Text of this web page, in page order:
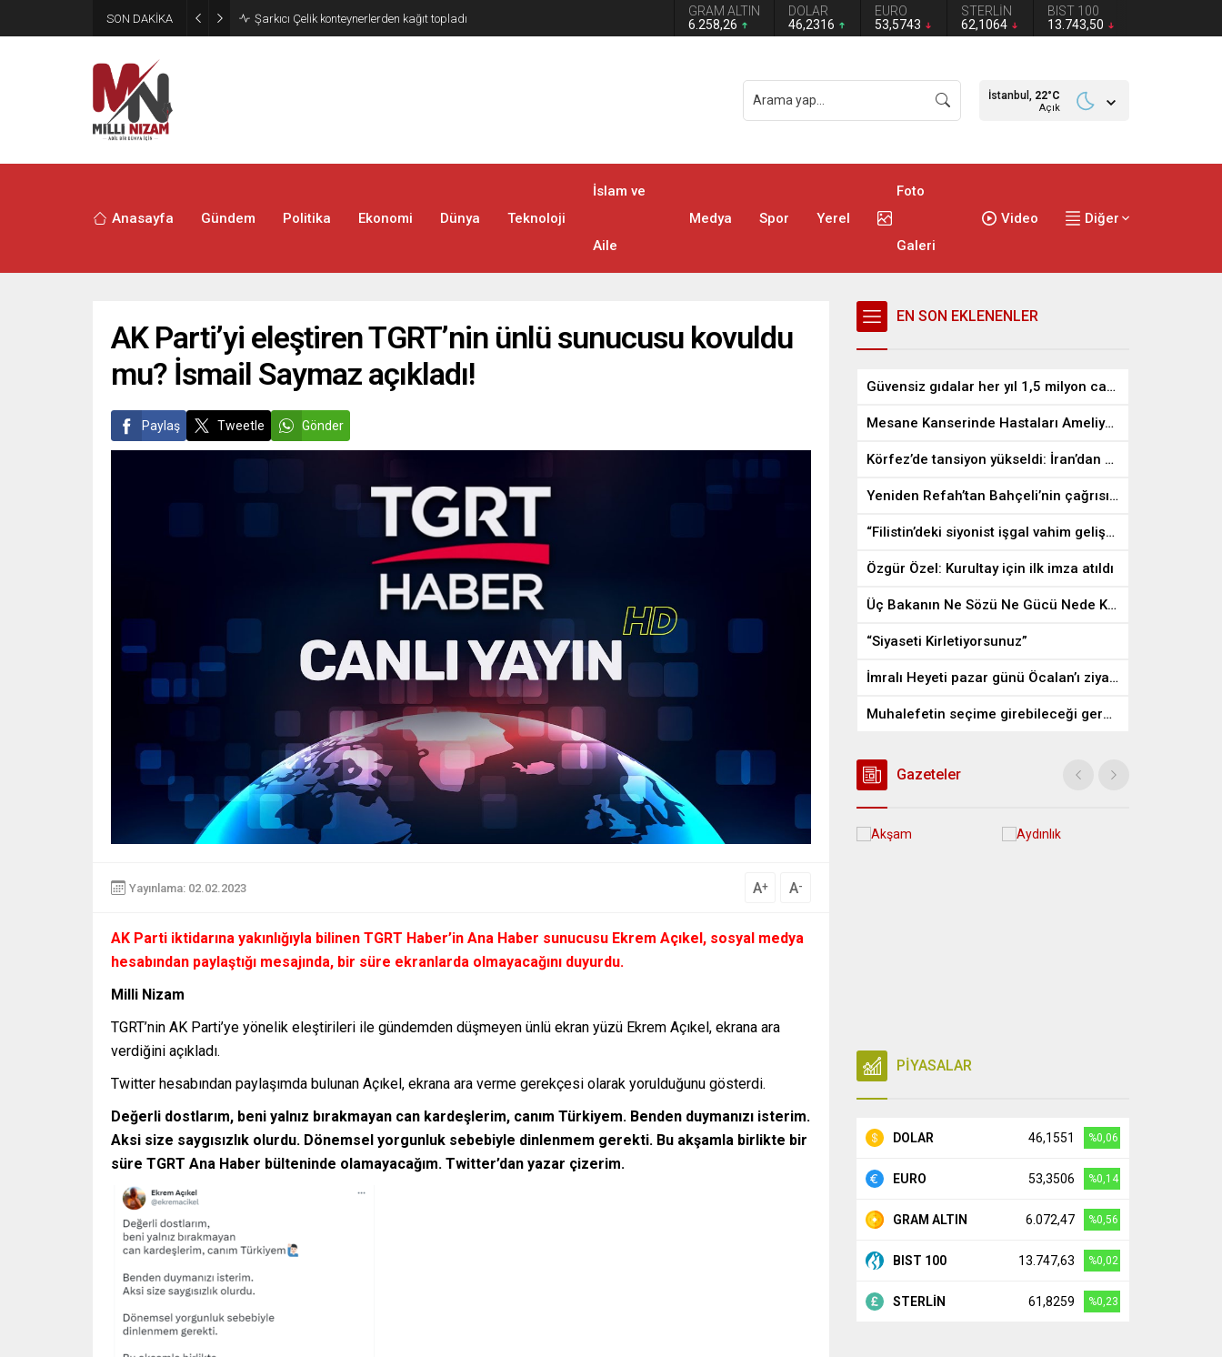
SON DAKİKA Şarkıcı Çelik konteynerlerden kağıt topladı
GRAM ALTIN
6.258,26
DOLAR
46,2316
EURO
53,5743
STERLİN
62,1064
BIST 100
13.743,50
İstanbul, 22°C
Açık
Anasayfa Gündem Politika Ekonomi Dünya Teknoloji
İslam ve
Aile
Medya Spor Yerel
Foto
Galeri
Video Diğer
AK Parti’yi eleştiren TGRT’nin ünlü sunucusu kovuldu
mu? İsmail Saymaz açıkladı!
Paylaş Tweetle Gönder
Yayınlama: 02.02.2023 A+ A-
AK Parti iktidarına yakınlığıyla bilinen TGRT Haber’in Ana Haber sunucusu Ekrem Açıkel, sosyal medya
hesabından paylaştığı mesajında, bir süre ekranlarda olmayacağını duyurdu.
Milli Nizam
TGRT’nin AK Parti’ye yönelik eleştirileri ile gündemden düşmeyen ünlü ekran yüzü Ekrem Açıkel, ekrana ara
verdiğini açıkladı.
Twitter hesabından paylaşımda bulunan Açıkel, ekrana ara verme gerekçesi olarak yorulduğunu gösterdi.
Değerli dostlarım, beni yalnız bırakmayan can kardeşlerim, canım Türkiyem. Benden duymanızı isterim.
Aksi size saygısızlık olurdu. Dönemsel yorgunluk sebebiyle dinlenmem gerekti. Bu akşamla birlikte bir
süre TGRT Ana Haber bülteninde olamayacağım. Twitter’dan yazar çizerim.
EN SON EKLENENLER
Güvensiz gıdalar her yıl 1,5 milyon can alıyor
Mesane Kanserinde Hastaları Ameliyattan Kurtaran İlaç
Körfez’de tansiyon yükseldi: İran’dan ABD üslerine misilleme
Yeniden Refah’tan Bahçeli’nin çağrısına destek
“Filistin’deki siyonist işgal vahim gelişmelere gebe”
Özgür Özel: Kurultay için ilk imza atıldı
Üç Bakanın Ne Sözü Ne Gücü Nede Kudreti Yetmedi
“Siyaseti Kirletiyorsunuz”
İmralı Heyeti pazar günü Öcalan’ı ziyaret edecek
Muhalefetin seçime girebileceği gerçek bir alan kalmayabilir
Gazeteler
PİYASALAR
DOLAR 46,1551 %0,06
EURO 53,3506 %0,14
GRAM ALTIN 6.072,47 %0,56
BIST 100 13.747,63 %0,02
STERLİN 61,8259 %0,23